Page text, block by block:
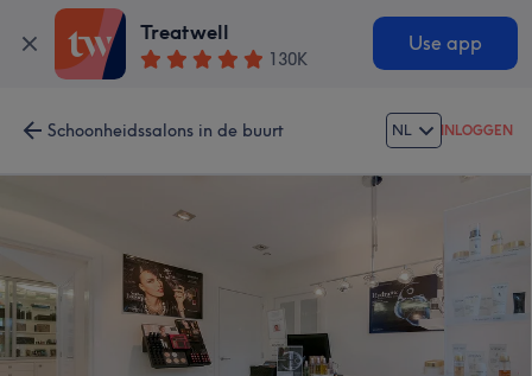
Treatwell
130K
Use app
Schoonheidssalons in de buurt NL INLOGGEN